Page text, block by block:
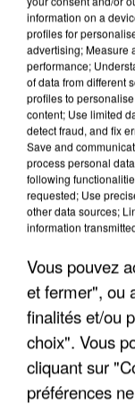
APRÈS
information on a
profiles for
advertising; Measure
performance;
of data from different
profiles to
content; Use limited
detect fraud, and fix
Save and
process personal
following
requested; Use
other data sources;
information
Vous pouvez
et fermer", ou
finalités et/ou
choix". Vous
cliquant sur
préférences